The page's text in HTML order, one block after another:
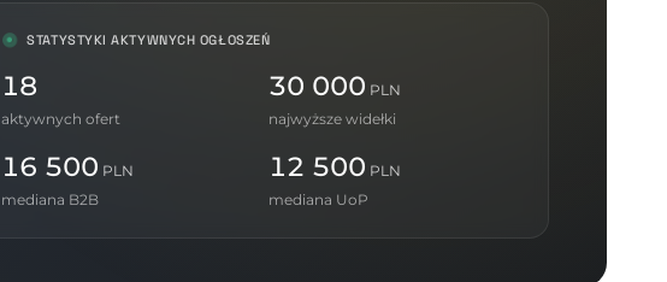
STATYSTYKI AKTYWNYCH OGŁOSZEŃ
18
aktywnych ofert
30 000 PLN
najwyższe widełki
16 500 PLN
mediana B2B
12 500 PLN
mediana UoP